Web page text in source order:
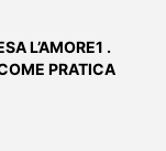
L’AMORE1 .
PRATICA